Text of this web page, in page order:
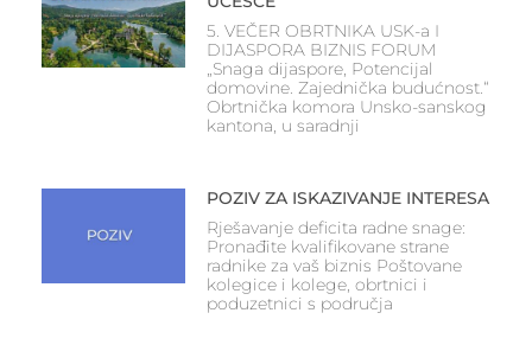
5. VEČER OBRTNIKA USK-a I
DIJASPORA BIZNIS FORUM
„Snaga dijaspore, Potencijal
domovine. Zajednička budućnost.“
Obrtnička komora Unsko-sanskog
kantona, u saradnji
POZIV ZA ISKAZIVANJE INTERESA
Rješavanje deficita radne snage:
Pronađite kvalifikovane strane
radnike za vaš biznis Poštovane
kolegice i kolege, obrtnici i
poduzetnici s područja